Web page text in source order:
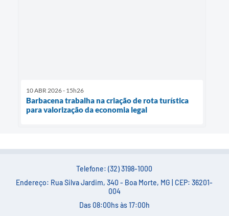
10 ABR 2026 - 15h26
Barbacena trabalha na criação de rota turística
para valorização da economia legal
Telefone: (32) 3198-1000
Endereço: Rua Silva Jardim, 340 - Boa Morte, MG | CEP: 36201-
004
Das 08:00hs às 17:00h